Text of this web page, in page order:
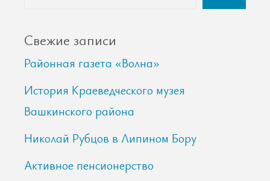
Свежие записи
Районная газета «Волна»
История Краеведческого музея
Вашкинского района
Николай Рубцов в Липином Бору
Активное пенсионерство